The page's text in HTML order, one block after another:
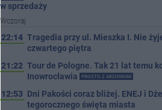
w sprzedaży
Wczoraj
22:14 Tragedia przy ul. Mieszka I. Nie
czwartego piętra
21:22 Tour de Pologne. Tak 21 lat temu
Inowrocławia
PROSTO Z ARCHIWUM
12:53 Dni Pakości coraz bliżej. ENEJ i
tegorocznego święta miasta